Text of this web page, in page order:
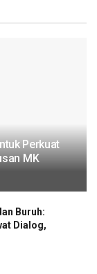
Perkuat
MK
Buruh:
Dialog,